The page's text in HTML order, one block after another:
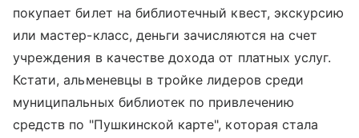
покупает билет на библиотечный квест, экскурсию
или мастер-класс, деньги зачисляются на счет
учреждения в качестве дохода от платных услуг.
Кстати, альменевцы в тройке лидеров среди
муниципальных библиотек по привлечению
средств по "Пушкинской карте", которая стала